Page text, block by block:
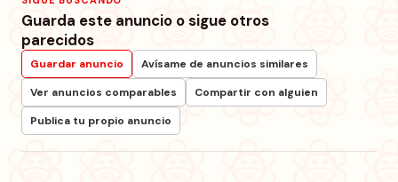
Guarda este anuncio o sigue otros
parecidos
Guardar anuncio
Avísame de anuncios similares
Ver anuncios comparables
Compartir con alguien
Publica tu propio anuncio